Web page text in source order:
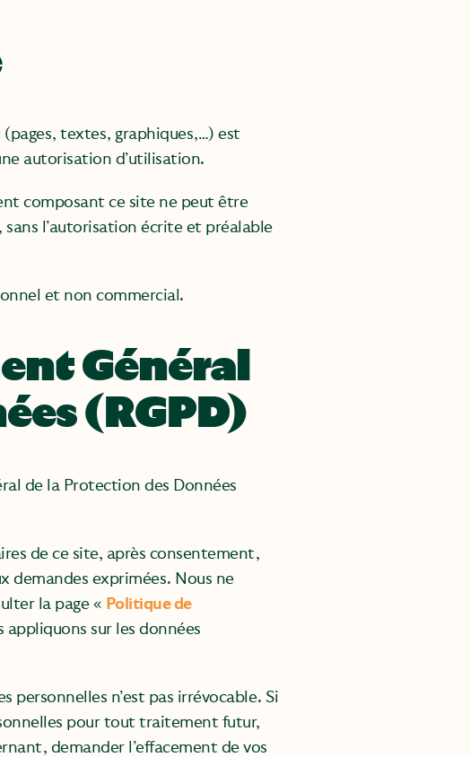
textes, graphiques,…) est
autorisation d’utilisation.
composant ce site ne peut être
l’autorisation écrite et préalable
et non commercial.
Général
(RGPD)
de la Protection des Données
de ce site, après consentement,
demandes exprimées. Nous ne
la page « Politique de
sur les données
personnelles n’est pas irrévocable. Si
pour tout traitement futur,
demander l’effacement de vos